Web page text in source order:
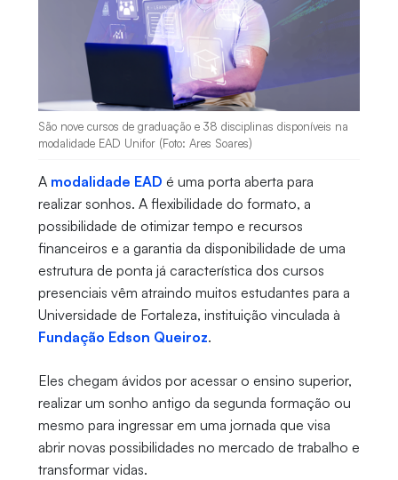
São nove cursos de graduação e 38 disciplinas disponíveis na
modalidade EAD Unifor (Foto: Ares Soares)
A modalidade EAD é uma porta aberta para
realizar sonhos. A flexibilidade do formato, a
possibilidade de otimizar tempo e recursos
financeiros e a garantia da disponibilidade de uma
estrutura de ponta já característica dos cursos
presenciais vêm atraindo muitos estudantes para a
Universidade de Fortaleza, instituição vinculada à
Fundação Edson Queiroz.
Eles chegam ávidos por acessar o ensino superior,
realizar um sonho antigo da segunda formação ou
mesmo para ingressar em uma jornada que visa
abrir novas possibilidades no mercado de trabalho e
transformar vidas.